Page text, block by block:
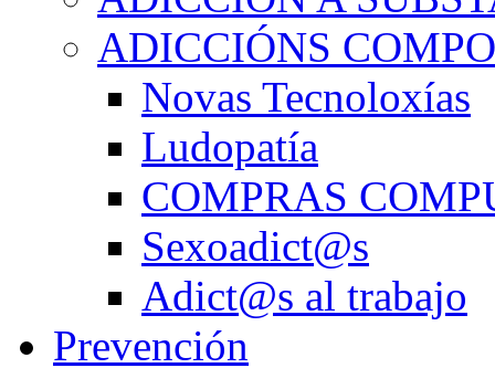
ADICCIÓNS
Novas Tecnoloxías
Ludopatía
COMPRAS
Sexoadict@s
Adict@s al trabajo
Prevención